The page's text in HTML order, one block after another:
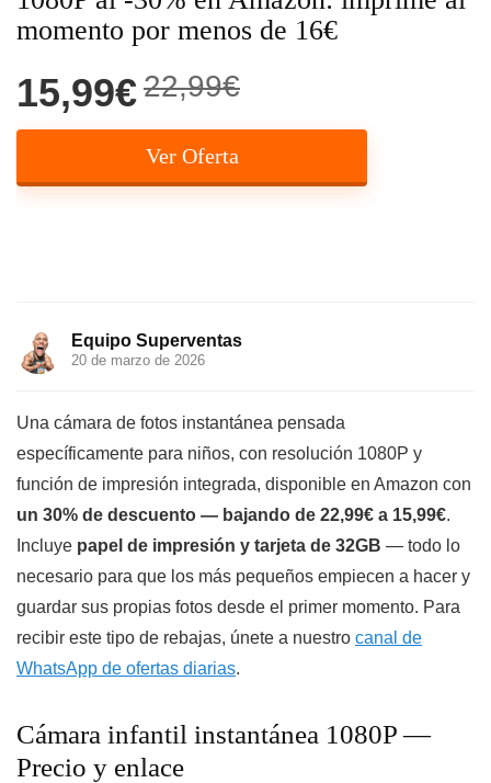
momento por menos de 16€
15,99€22,99€
Ver Oferta
Equipo Superventas
20 de marzo de 2026
Una cámara de fotos instantánea pensada
específicamente para niños, con resolución 1080P y
función de impresión integrada, disponible en Amazon con
un 30% de descuento — bajando de 22,99€ a 15,99€.
Incluye papel de impresión y tarjeta de 32GB — todo lo
necesario para que los más pequeños empiecen a hacer y
guardar sus propias fotos desde el primer momento. Para
recibir este tipo de rebajas, únete a nuestro canal de
WhatsApp de ofertas diarias.
Cámara infantil instantánea 1080P —
Precio y enlace